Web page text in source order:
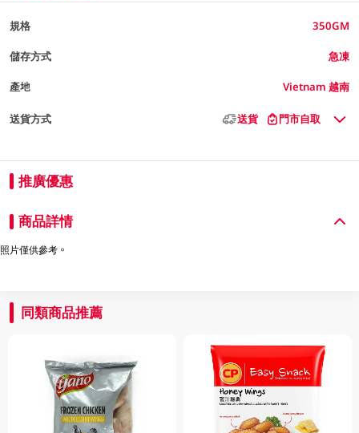
規格 350GM
儲存方式 急凍
產地 Vietnam 越南
送貨方式 送貨 門市自取
推廣優惠
商品詳情
照片僅供參考。
同類商品推薦